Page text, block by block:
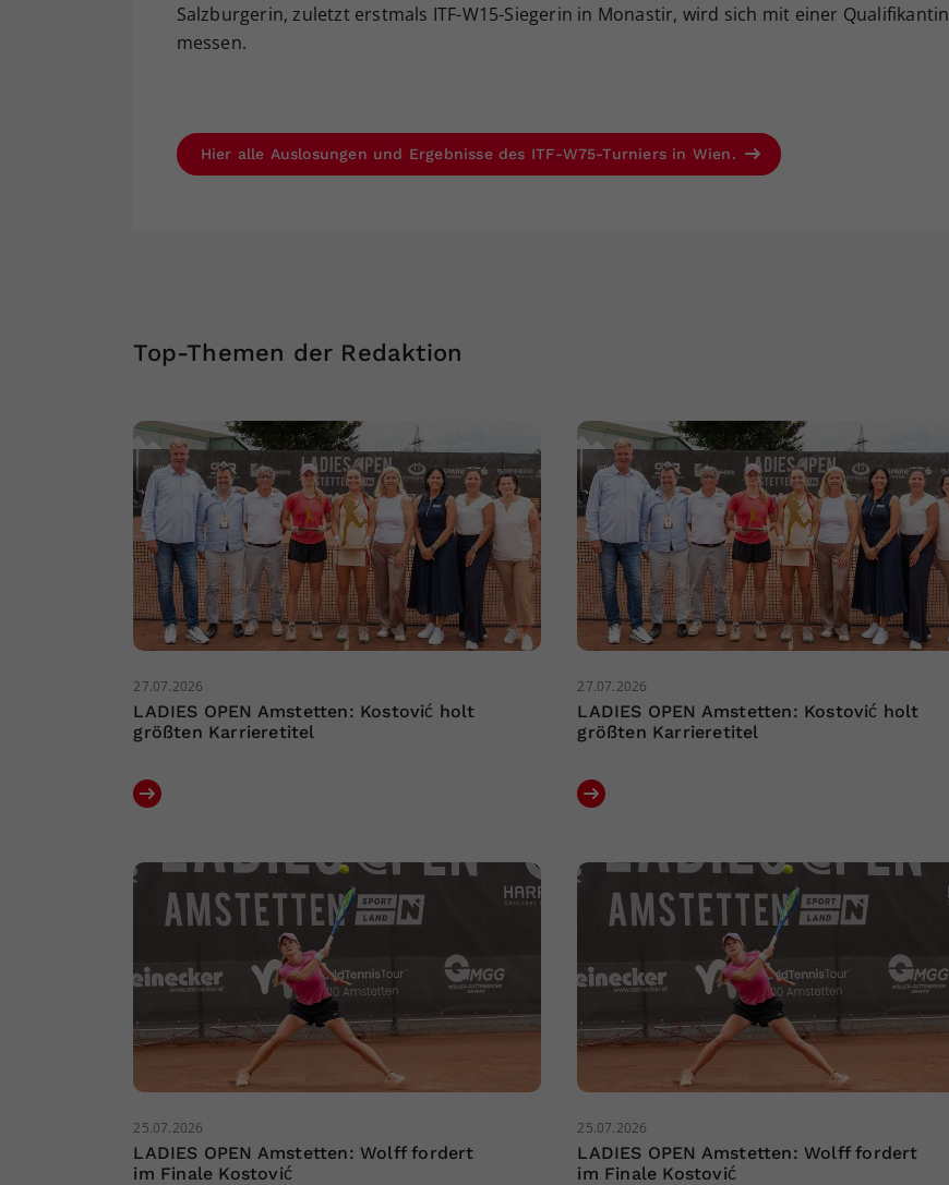
Salzburgerin, zuletzt erstmals ITF-W15-Siegerin in Monastir, wird sich mit einer Qualifikantin
messen.
Hier alle Auslosungen und Ergebnisse des ITF-W75-Turniers in Wien.
Top-Themen der Redaktion
27.07.2026
LADIES OPEN Amstetten: Kostović holt
größten Karrieretitel
27.07.2026
LADIES OPEN Amstetten: Kostović holt
größten Karrieretitel
25.07.2026
LADIES OPEN Amstetten: Wolff fordert
im Finale Kostović
25.07.2026
LADIES OPEN Amstetten: Wolff fordert
im Finale Kostović